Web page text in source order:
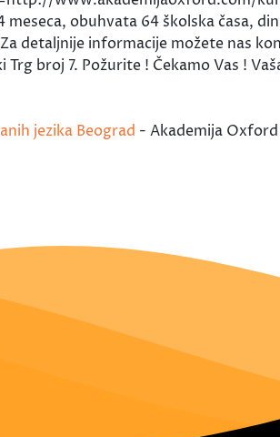
obuhvata 64 školska časa,
detaljnije informacije možete nas
broj 7. Požurite ! Čekamo Vas !
jezika Beograd - Akademija Oxford